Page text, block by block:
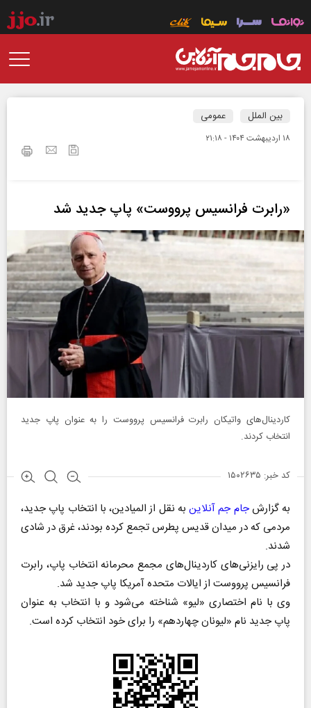
بین الملل عمومی
۱۸ ارديبهشت ۱۴۰۴ - ۲۱:۱۸
«رابرت فرانسیس پرووست» پاپ جدید شد
کاردینال‌های واتیکان رابرت فرانسیس پرووست را به عنوان پاپ جدید
انتخاب کردند.
کد خبر: ۱۵۰۲۶۳۵
به گزارشجام جم آنلاین به نقل از المیادین، با انتخاب پاپ جدید،
مردمی که در میدان قدیس پطرس تجمع کرده بودند، غرق در شادی
شدند.
در پی رایزنی‌های کاردینال‌های مجمع محرمانه انتخاب پاپ، رابرت
فرانسیس پرووست از ایالات متحده آمریکا پاپ جدید شد.
وی با نام اختصاری «لیو» شناخته می‌شود و با انتخاب به عنوان
پاپ جدید نام «لیونان چهاردهم» را برای خود انتخاب کرده است.